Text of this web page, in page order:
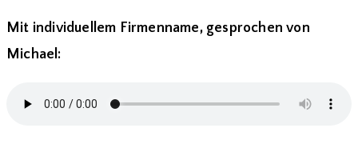
Mit individuellem Firmenname, gesprochen von
Michael: